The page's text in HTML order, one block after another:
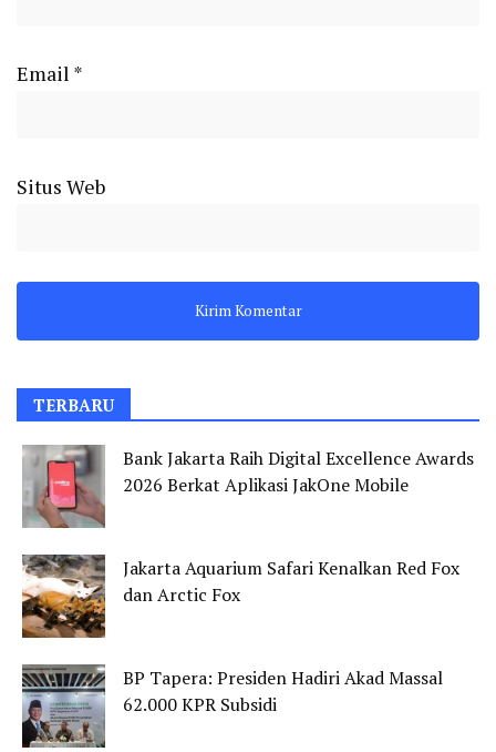
Email *
Situs Web
TERBARU
Bank Jakarta Raih Digital Excellence Awards
2026 Berkat Aplikasi JakOne Mobile
Jakarta Aquarium Safari Kenalkan Red Fox
dan Arctic Fox
BP Tapera: Presiden Hadiri Akad Massal
62.000 KPR Subsidi